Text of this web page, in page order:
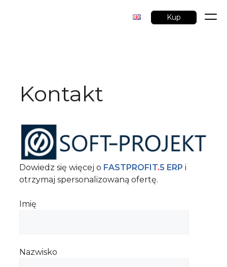
Kup
Kontakt
Dowiedz się więcej o FASTPROFIT.5 ERP i
otrzymaj spersonalizowaną ofertę.
Imię
Nazwisko